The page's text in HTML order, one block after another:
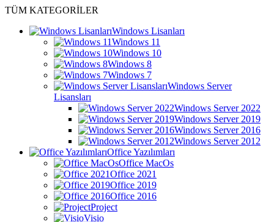
TÜM KATEGORİLER
Windows Lisanları
Windows 11
Windows 10
Windows 8
Windows 7
Windows Server
Lisansları
Windows Server 2022
Windows Server 2019
Windows Server 2016
Windows Server 2012
Office Yazılımları
Office MacOs
Office 2021
Office 2019
Office 2016
Project
Visio